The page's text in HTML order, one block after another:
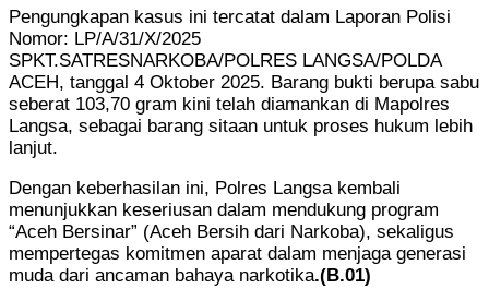
Pengungkapan kasus ini tercatat dalam Laporan Polisi
Nomor: LP/A/31/X/2025
SPKT.SATRESNARKOBA/POLRES LANGSA/POLDA
ACEH, tanggal 4 Oktober 2025. Barang bukti berupa sabu
seberat 103,70 gram kini telah diamankan di Mapolres
Langsa, sebagai barang sitaan untuk proses hukum lebih
lanjut.
Dengan keberhasilan ini, Polres Langsa kembali
menunjukkan keseriusan dalam mendukung program
“Aceh Bersinar” (Aceh Bersih dari Narkoba), sekaligus
mempertegas komitmen aparat dalam menjaga generasi
muda dari ancaman bahaya narkotika.(B.01)